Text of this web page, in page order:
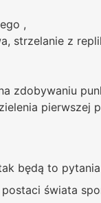
,
strzelanie z
zdobywaniu
pierwszej
będą to
świata